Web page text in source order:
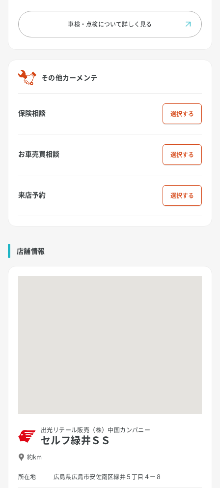
車検・点検について詳しく見る
その他カーメンテ
保険相談 選択
お車売買相談 選択
来店予約 選択
店舗情報
出光リテール販売（株）中国カンパニー
セルフ緑井ＳＳ
約km
所在地 広島県広島市安佐南区緑井５丁目４ー８